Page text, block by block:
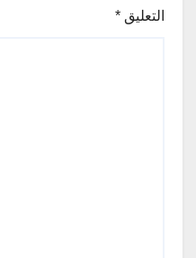
التعليق *